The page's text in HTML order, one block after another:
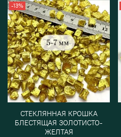
-13%
СТЕКЛЯННАЯ КРОШКА
БЛЕСТЯЩАЯ ЗОЛОТИСТО-
ЖЕЛТАЯ